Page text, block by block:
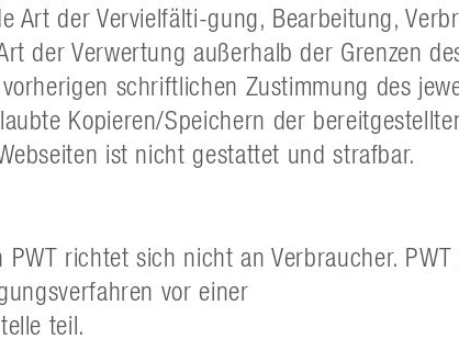
Art der Vervielfälti-gung, Bearbeitung,
der Verwertung außerhalb der Grenzen
schriftlichen Zustimmung des
Kopieren/Speichern der
ist nicht gestattet und strafbar.
PWT richtet sich nicht an Verbraucher.
vor einer
teil.